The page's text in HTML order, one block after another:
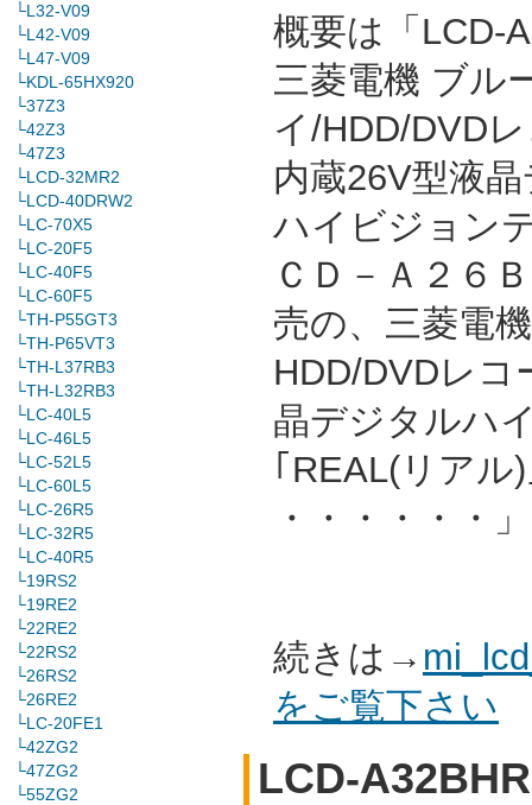
概要は「LCD-
三菱電機 ブル
イ/HDD/DVD
内蔵26V型液
ハイビジョン
ＣＤ－Ａ２６
売の、三菱電
HDD/DVDレコ
晶デジタルハ
｢REAL(リアル
・・・・・・」
続きは→
をご覧下さい
LCD-
└L32-V09
└L42-V09
└L47-V09
└KDL-65HX920
└37Z3
└42Z3
└47Z3
└LCD-32MR2
└LCD-40DRW2
└LC-70X5
└LC-20F5
└LC-40F5
└LC-60F5
└TH-P55GT3
└TH-P65VT3
└TH-L37RB3
└TH-L32RB3
└LC-40L5
└LC-46L5
└LC-52L5
└LC-60L5
└LC-26R5
└LC-32R5
└LC-40R5
└19RS2
└19RE2
└22RE2
└22RS2
└26RS2
└26RE2
└LC-20FE1
└42ZG2
└47ZG2
└55ZG2